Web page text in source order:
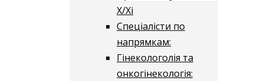
X/Xі
Спеціалісти по
напрямкам:
Гінекологолія та
онкогінекологія: